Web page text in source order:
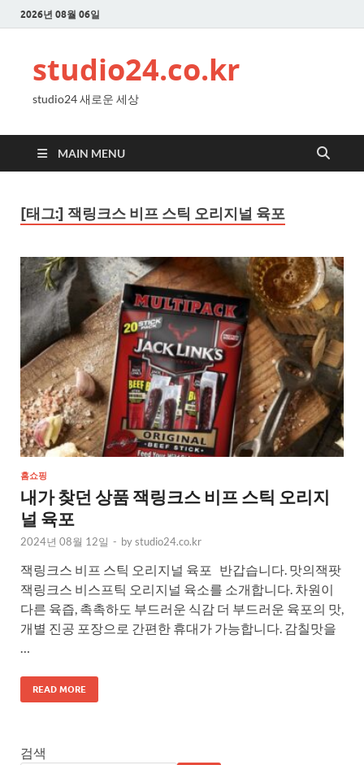
2026년 08월 06일
studio24.co.kr
studio24 새로운 세상
MAIN MENU
[태그:] 잭링크스 비프 스틱 오리지널 육포
홈쇼핑
내가 찾던 상품 잭링크스 비프 스틱 오리지
널 육포
2024년 08월 12일 - bystudio24.co.kr
잭링크스 비프 스틱 오리지널 육포 반갑습니다. 맛의잭팟
잭링크스 비스프틱 오리지널 육소를 소개합니다. 차원이
다른 육즙, 촉촉하도 부드러운 식감 더 부드러운 육포의 맛,
개별 진공 포장으로 간편한 휴대가 가능합니다. 감칠맛을
READ MORE
검색